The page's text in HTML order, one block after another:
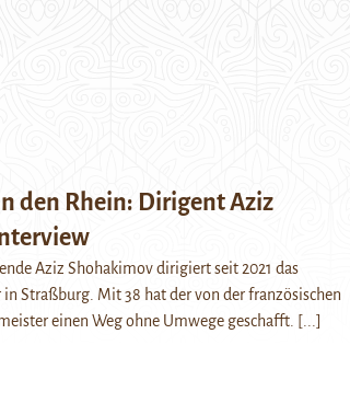
den Rhein: Dirigent Aziz
Aziz Shohakimov dirigiert seit 2021 das
Straßburg. Mit 38 hat der von der französischen
einen Weg ohne Umwege geschafft. [...]